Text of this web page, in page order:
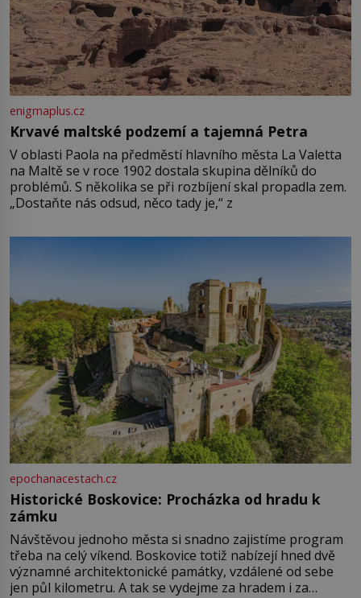
enigmaplus.cz
Krvavé maltské podzemí a tajemná Petra
V oblasti Paola na předměstí hlavního města La Valetta
na Maltě se v roce 1902 dostala skupina dělníků do
problémů. S několika se při rozbíjení skal propadla zem.
„Dostaňte nás odsud, něco tady je,“ z
epochanacestach.cz
Historické Boskovice: Procházka od hradu k
zámku
Návštěvou jednoho města si snadno zajistíme program
třeba na celý víkend. Boskovice totiž nabízejí hned dvě
významné architektonické památky, vzdálené od sebe
jen půl kilometru. A tak se vydejme za hradem i za